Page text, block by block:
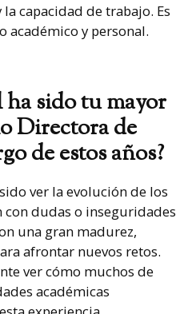
capacidad de trabajo. Es
académico y personal.
sido tu mayor
Directora de
de estos años?
ver la evolución de los
dudas o inseguridades
una gran madurez,
afrontar nuevos retos.
ver cómo muchos de
académicas